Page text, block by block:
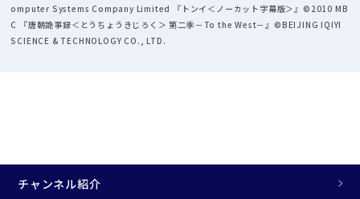
omputer Systems Company Limited 『トンイ＜ノーカット字幕版＞』©2010 MB
C 『唐朝詭事録＜とうちょうきじろく＞ 第二季－To the West－』©BEIJING IQIYI
SCIENCE & TECHNOLOGY CO., LTD.
チャンネル紹介